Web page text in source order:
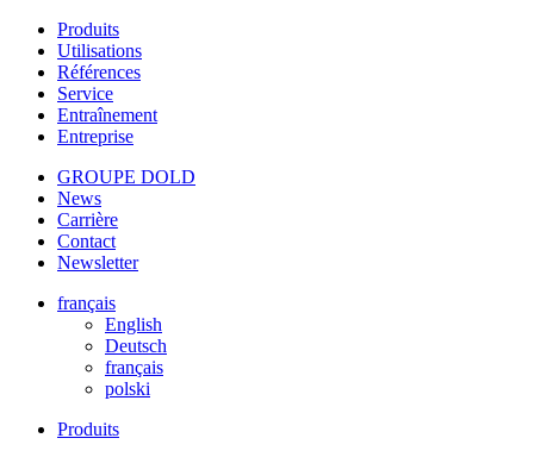
Produits
Utilisations
Références
Service
Entraînement
Entreprise
GROUPE DOLD
News
Carrière
Contact
Newsletter
français
English
Deutsch
français
polski
Produits